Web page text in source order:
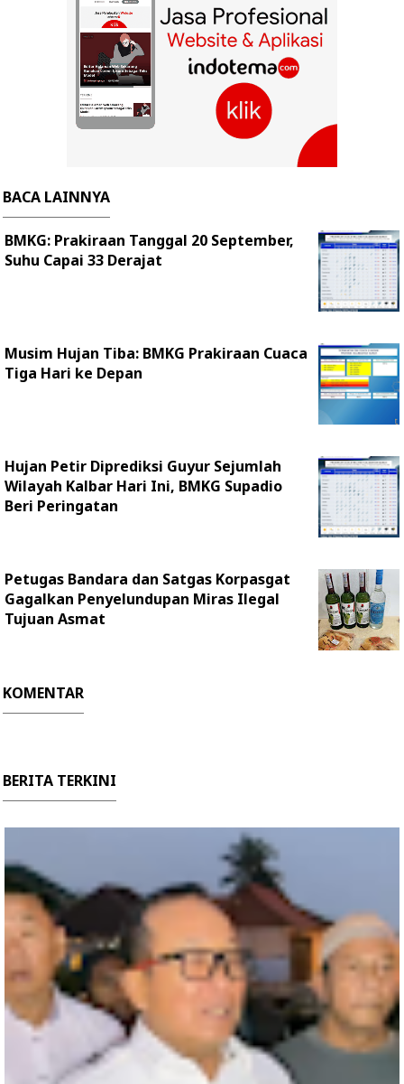
BACA LAINNYA
BMKG: Prakiraan Tanggal 20 September,
Suhu Capai 33 Derajat
Musim Hujan Tiba: BMKG Prakiraan Cuaca
Tiga Hari ke Depan
Hujan Petir Diprediksi Guyur Sejumlah
Wilayah Kalbar Hari Ini, BMKG Supadio
Beri Peringatan
Petugas Bandara dan Satgas Korpasgat
Gagalkan Penyelundupan Miras Ilegal
Tujuan Asmat
KOMENTAR
BERITA TERKINI